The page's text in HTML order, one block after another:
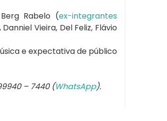
Berg Rabelo (ex-integrantes
Danniel Vieira, Del Feliz, Flávio
e expectativa de público
– 7440 (WhatsApp).